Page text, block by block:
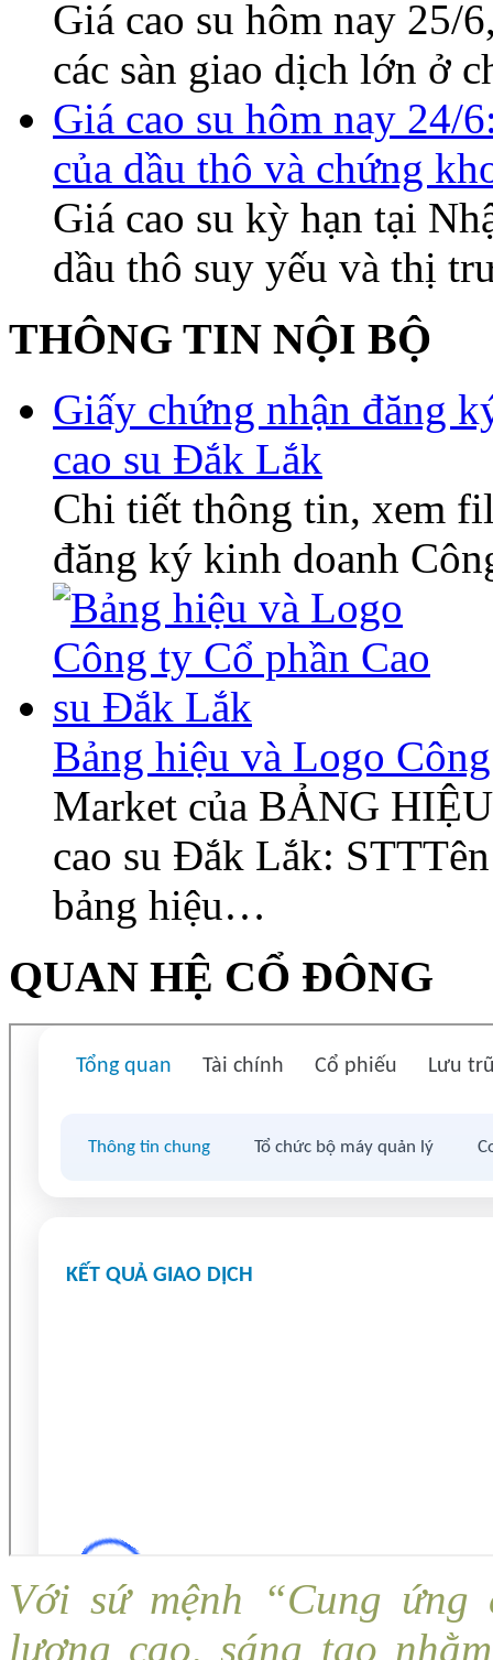
Giá cao su hôm nay 25/
các sàn giao dịch lớn ở
Giá cao su hôm nay 24/
của dầu thô và chứng
Giá cao su kỳ hạn tại
dầu thô suy yếu và thị
THÔNG TIN NỘI BỘ
Giấy chứng nhận đăng
cao su Đắk Lắk
Chi tiết thông tin, xem
đăng ký kinh doanh
Bảng hiệu và Logo
Market của BẢNG
cao su Đắk Lắk:
bảng hiệu…
QUAN HỆ CỔ ĐÔNG
Với sứ mệnh “Cung
lượng cao, sáng tạo